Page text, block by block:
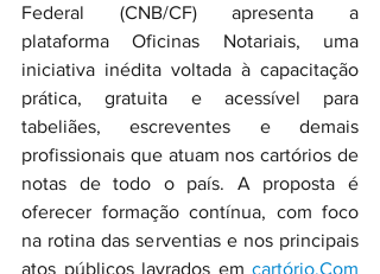
Federal (CNB/CF) apresenta a
plataforma Oficinas Notariais, uma
iniciativa inédita voltada à capacitação
prática, gratuita e acessível para
tabeliães, escreventes e demais
profissionais que atuam nos cartórios de
notas de todo o país. A proposta é
oferecer formação contínua, com foco
na rotina das serventias e nos principais
atos públicos lavrados em cartório.Com